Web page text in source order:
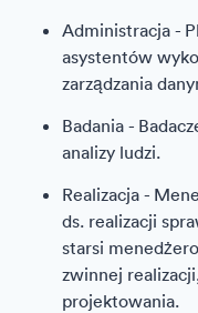
Administracja -
asystentów
zarządzania
Badania -
analizy ludzi.
Realizacja -
ds. realizacji
starsi
zwinnej
projektowania.